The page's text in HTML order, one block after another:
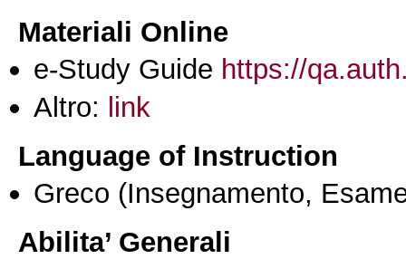
Materiali Online
e-Study Guide https://
Altro: link
Language of Instruction
Greco (Insegnamento,
Abilita’ Generali